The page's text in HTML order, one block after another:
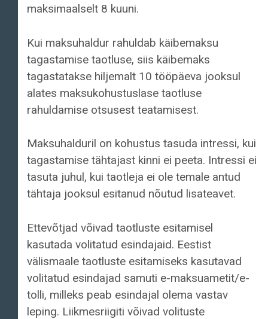
maksimaalselt 8 kuuni.
Kui maksuhaldur rahuldab käibemaksu
tagastamise taotluse, siis käibemaks
tagastatakse hiljemalt 10 tööpäeva jooksul
alates maksukohustuslase taotluse
rahuldamise otsusest teatamisest.
Maksuhalduril on kohustus tasuda intressi, kui
tagastamise tähtajast kinni ei peeta. Intressi ei
tasuta juhul, kui taotleja ei ole temale antud
tähtaja jooksul esitanud nõutud lisateavet.
Ettevõtjad võivad taotluste esitamisel
kasutada volitatud esindajaid. Eestist
välismaale taotluste esitamiseks kasutavad
volitatud esindajad samuti e-maksuametit/e-
tolli, milleks peab esindajal olema vastav
leping. Liikmesriigiti võivad volituste